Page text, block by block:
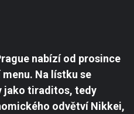
nabízí od prosince
Na lístku se
jako tiraditos, tedy
odvětví Nikkei,